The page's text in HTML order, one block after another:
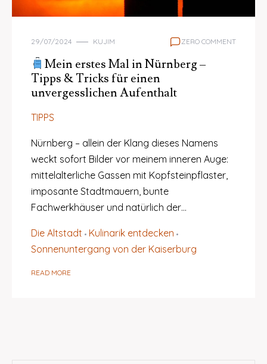
29/07/2024 KUJIM ZERO COMMENT
Mein erstes Mal in Nürnberg –
Tipps & Tricks für einen
unvergesslichen Aufenthalt
TIPPS
Nürnberg – allein der Klang dieses Namens
weckt sofort Bilder vor meinem inneren Auge:
mittelalterliche Gassen mit Kopfsteinpflaster,
imposante Stadtmauern, bunte
Fachwerkhäuser und natürlich der…
Die Altstadt
Kulinarik entdecken
Sonnenuntergang von der Kaiserburg
READ MORE